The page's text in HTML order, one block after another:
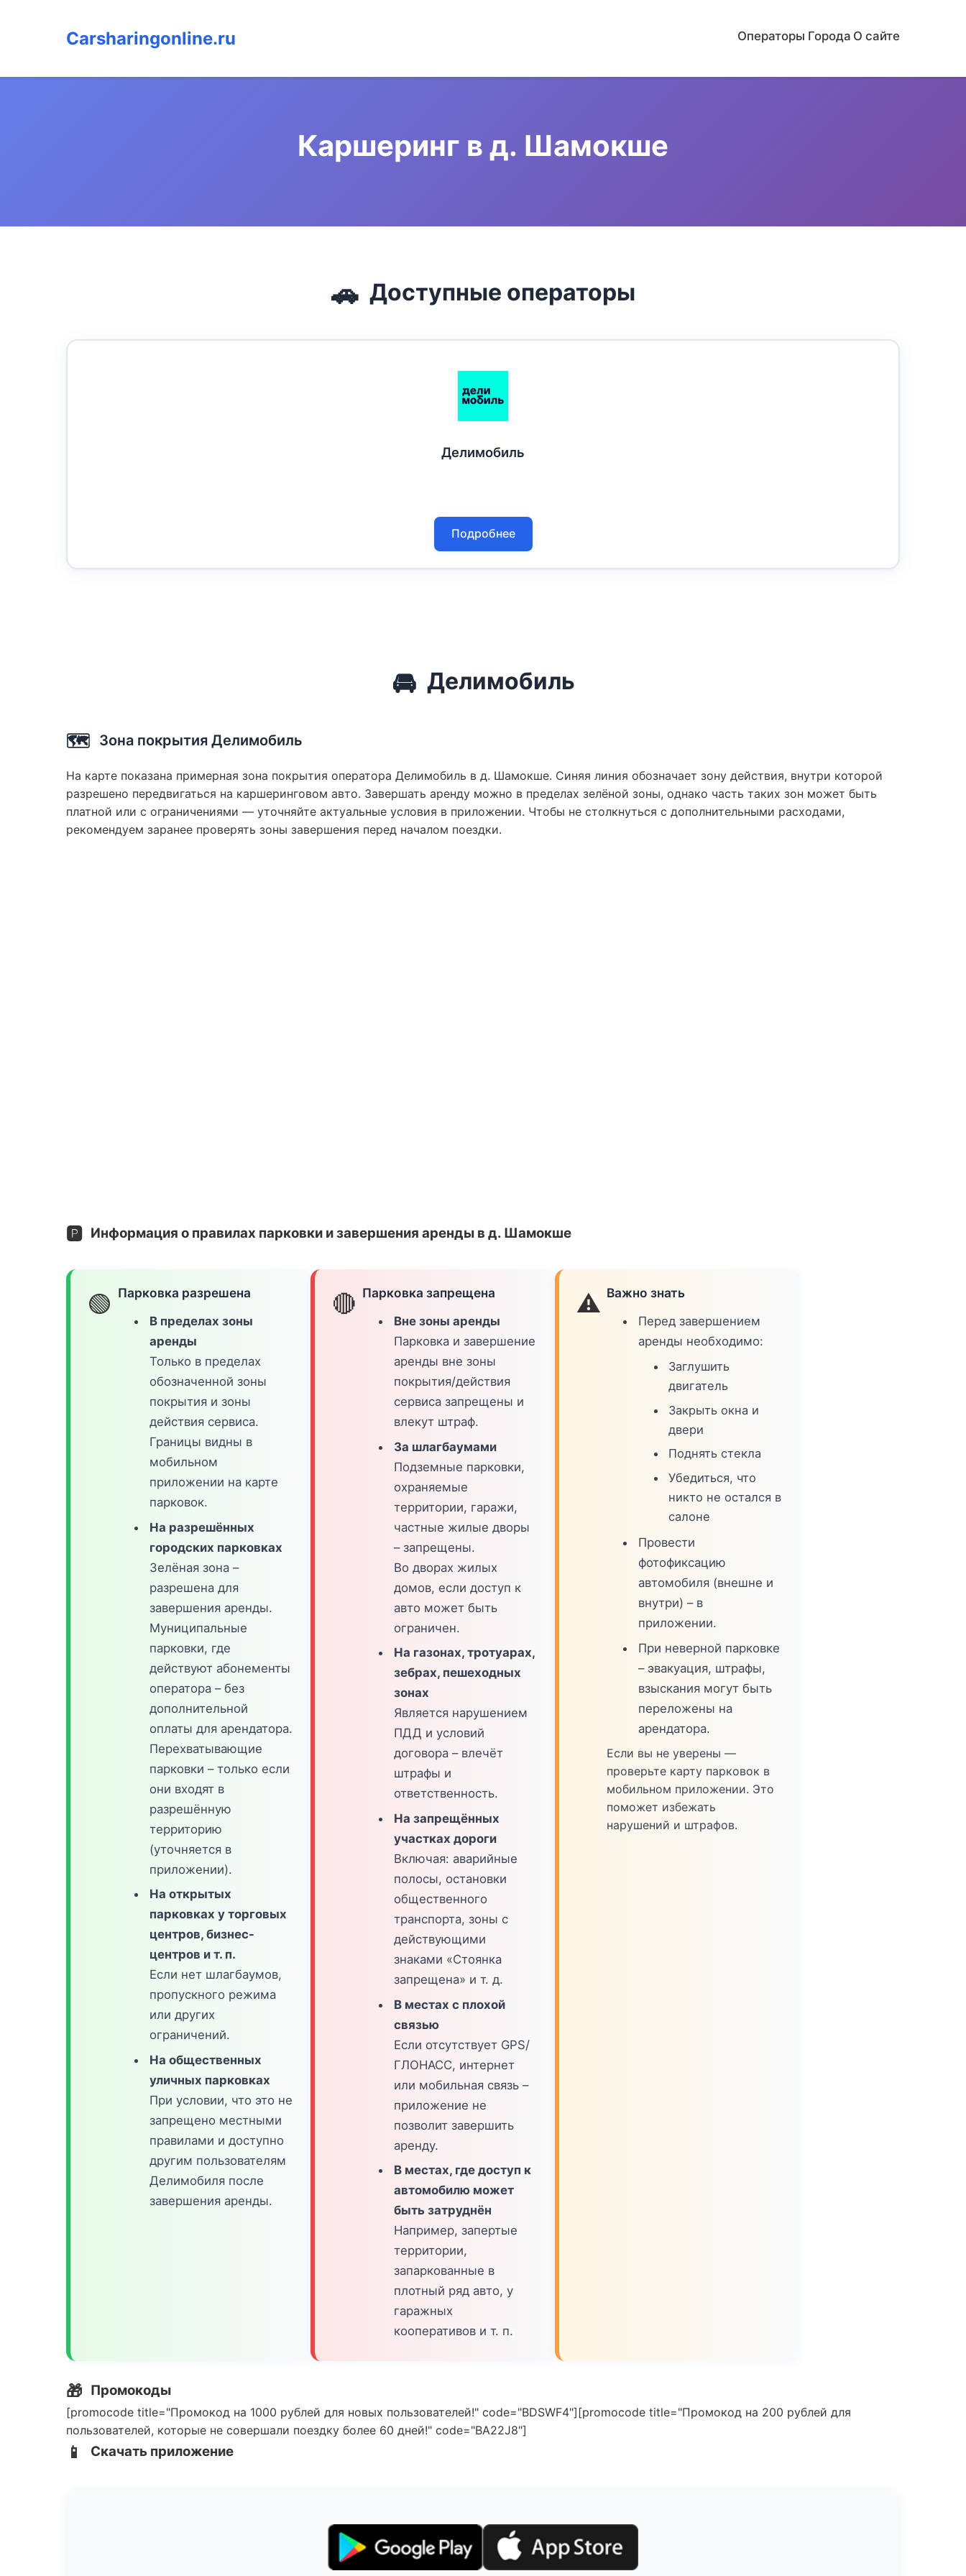
Carsharingonline.ru Операторы Города О сайте
Каршеринг в д. Шамокше
🚗 Доступные операторы
Делимобиль
Подробнее
🚘 Делимобиль
🗺️ Зона покрытия Делимобиль
На карте показана примерная зона покрытия оператора Делимобиль в д. Шамокше. Синяя линия обозначает зону действия, внутри которой
разрешено передвигаться на каршеринговом авто. Завершать аренду можно в пределах зелёной зоны, однако часть таких зон может быть
платной или с ограничениями — уточняйте актуальные условия в приложении. Чтобы не столкнуться с дополнительными расходами,
рекомендуем заранее проверять зоны завершения перед началом поездки.
🅿️ Информация о правилах парковки и завершения аренды в д. Шамокше
🟢 Парковка разрешена
В пределах зоны
аренды
Только в пределах
обозначенной зоны
покрытия и зоны
действия сервиса.
Границы видны в
мобильном
приложении на карте
парковок.
На разрешённых
городских парковках
Зелёная зона –
разрешена для
завершения аренды.
Муниципальные
парковки, где
действуют абонементы
оператора – без
дополнительной
оплаты для арендатора.
Перехватывающие
парковки – только если
они входят в
разрешённую
территорию
(уточняется в
приложении).
На открытых
парковках у торговых
центров, бизнес-
центров и т. п.
Если нет шлагбаумов,
пропускного режима
или других
ограничений.
На общественных
уличных парковках
При условии, что это не
запрещено местными
правилами и доступно
другим пользователям
Делимобиля после
завершения аренды.
🔴 Парковка запрещена
Вне зоны аренды
Парковка и завершение
аренды вне зоны
покрытия/действия
сервиса запрещены и
влекут штраф.
За шлагбаумами
Подземные парковки,
охраняемые
территории, гаражи,
частные жилые дворы
– запрещены.
Во дворах жилых
домов, если доступ к
авто может быть
ограничен.
На газонах, тротуарах,
зебрах, пешеходных
зонах
Является нарушением
ПДД и условий
договора – влечёт
штрафы и
ответственность.
На запрещённых
участках дороги
Включая: аварийные
полосы, остановки
общественного
транспорта, зоны с
действующими
знаками «Стоянка
запрещена» и т. д.
В местах с плохой
связью
Если отсутствует GPS/
ГЛОНАСС, интернет
или мобильная связь –
приложение не
позволит завершить
аренду.
В местах, где доступ к
автомобилю может
быть затруднён
Например, запертые
территории,
запаркованные в
плотный ряд авто, у
гаражных
кооперативов и т. п.
⚠️ Важно знать
Перед завершением
аренды необходимо:
Заглушить
двигатель
Закрыть окна и
двери
Поднять стекла
Убедиться, что
никто не остался в
салоне
Провести
фотофиксацию
автомобиля (внешне и
внутри) – в
приложении.
При неверной парковке
– эвакуация, штрафы,
взыскания могут быть
переложены на
арендатора.
Если вы не уверены —
проверьте карту парковок в
мобильном приложении. Это
поможет избежать
нарушений и штрафов.
🎁 Промокоды
[promocode title="Промокод на 1000 рублей для новых пользователей!" code="BDSWF4"][promocode title="Промокод на 200 рублей для
пользователей, которые не совершали поездку более 60 дней!" code="BA22J8"]
📱 Скачать приложение